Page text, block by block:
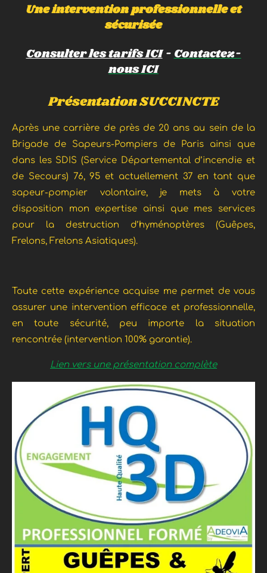
Une intervention professionnelle et
sécurisée
Consulter les tarifs ICI-Contactez-
nous ICI
Présentation SUCCINCTE
Après une carrière de près de 20 ans au sein de la
Brigade de Sapeurs-Pompiers de Paris ainsi que
dans les SDIS (Service Départemental d’incendie et
de Secours) 76, 95 et actuellement 37 en tant que
sapeur-pompier volontaire, je mets à votre
disposition mon expertise ainsi que
mes services
pour la destruction d’hyménoptères (Guêpes,
Frelons, Frelons Asiatiques).
Toute cette expérience acquise me permet de vous
assurer une intervention efficace et professionnelle,
en toute sécurité, peu importe la situation
rencontrée (intervention 100% garantie).
Lien vers une présentation complète